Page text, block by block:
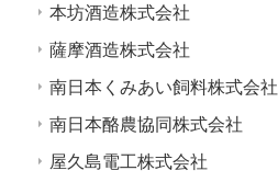
本坊酒造株式会社
薩摩酒造株式会社
南日本くみあい飼料株式会社
南日本酪農協同株式会社
屋久島電工株式会社